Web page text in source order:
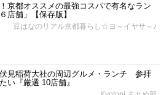
京都オススメの最強コスパで有名なラン
店舗」【保存版】
豆はなのリアル京都暮らし☆ヨ～イヤサ～♪
伏見稲荷大社の周辺グルメ・ランチ 参拝
い『厳選 10店舗』